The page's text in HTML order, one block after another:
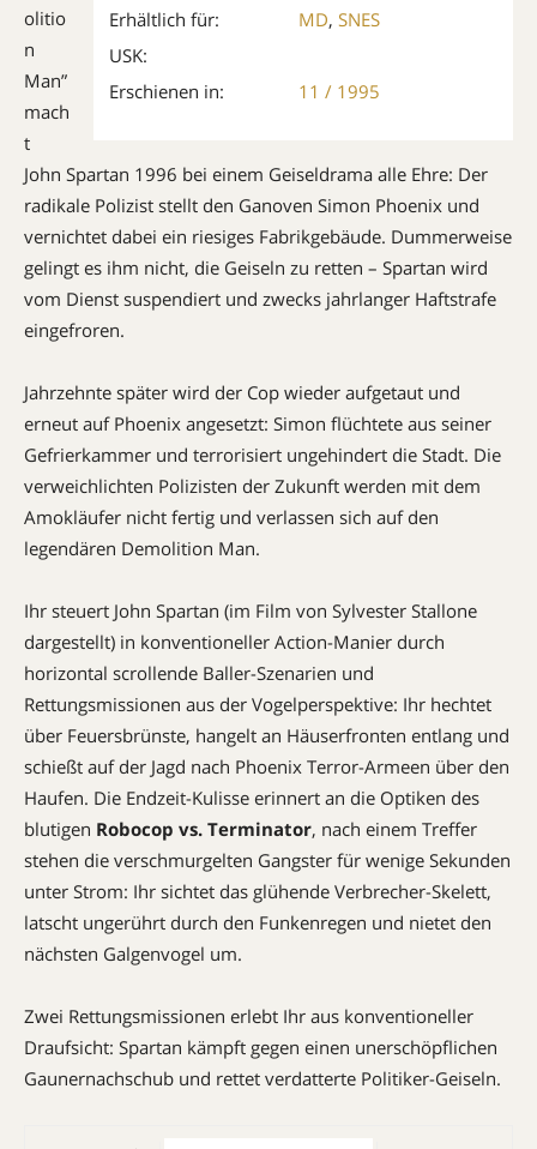
Erhältlich für:
MD, SNES
USK:
Erschienen in:
11 / 1995
olitio
n
Man”
mach
t
John Spartan 1996 bei einem Geiseldrama alle Ehre: Der
radikale Polizist stellt den Ganoven Simon Phoenix und
vernichtet dabei ein riesiges Fabrikgebäude. Dummerweise
gelingt es ihm nicht, die Geiseln zu retten – Spartan wird
vom Dienst suspendiert und zwecks jahrlanger Haftstrafe
eingefroren.
Jahrzehnte später wird der Cop wieder aufgetaut und
erneut auf Phoenix angesetzt: Simon flüchtete aus seiner
Gefrierkammer und terrorisiert ungehindert die Stadt. Die
verweichlichten Polizisten der Zukunft werden mit dem
Amokläufer nicht fertig und verlassen sich auf den
legendären Demolition Man.
Ihr steuert John Spartan (im Film von Sylvester Stallone
dargestellt) in konventioneller Action-Manier durch
horizontal scrollende Baller-Szenarien und
Rettungsmissionen aus der Vogelperspektive: Ihr hechtet
über Feuersbrünste, hangelt an Häuserfronten entlang und
schießt auf der Jagd nach Phoenix Terror-Armeen über den
Haufen. Die Endzeit-Kulisse erinnert an die Optiken des
blutigen Robocop vs. Terminator, nach einem Treffer
stehen die verschmurgelten Gangster für wenige Sekunden
unter Strom: Ihr sichtet das glühende Verbrecher-Skelett,
latscht ungerührt durch den Funkenregen und nietet den
nächsten Galgenvogel um.
Zwei Rettungsmissionen erlebt Ihr aus konventioneller
Draufsicht: Spartan kämpft gegen einen unerschöpflichen
Gaunernachschub und rettet verdatterte Politiker-Geiseln.